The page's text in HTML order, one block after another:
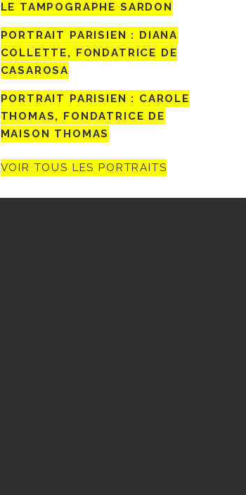
LE TAMPOGRAPHE SARDON
PORTRAIT PARISIEN : DIANA
COLLETTE, FONDATRICE DE
CASAROSA
PORTRAIT PARISIEN : CAROLE
THOMAS, FONDATRICE DE
MAISON THOMAS
VOIR TOUS LES PORTRAITS